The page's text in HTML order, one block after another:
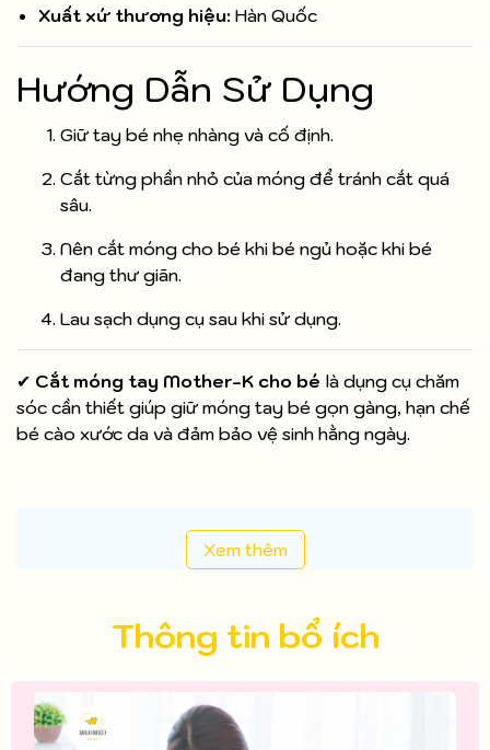
Xuất xứ thương hiệu: Hàn Quốc
Hướng Dẫn Sử Dụng
Giữ tay bé nhẹ nhàng và cố định.
Cắt từng phần nhỏ của móng để tránh cắt quá
sâu.
Nên cắt móng cho bé khi bé ngủ hoặc khi bé
đang thư giãn.
Lau sạch dụng cụ sau khi sử dụng.
✔ Cắt móng tay Mother-K cho bé là dụng cụ chăm
sóc cần thiết giúp giữ móng tay bé gọn gàng, hạn chế
bé cào xước da và đảm bảo vệ sinh hằng ngày.
Xem thêm
Thông tin bổ ích